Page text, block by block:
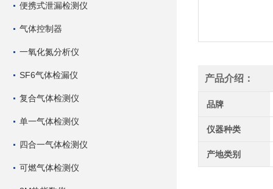
便携式泄漏检测仪
气体控制器
一氧化氮分析仪
SF6气体检漏仪
复合气体检测仪
单一气体检测仪
四合一气体检测仪
可燃气体检测仪
产品介绍：
品牌
仪器种类
产地类别